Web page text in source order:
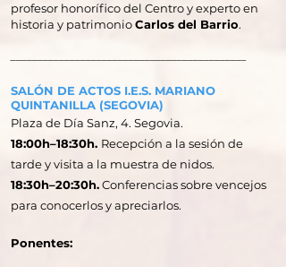
profesor honorífico del Centro y experto en
historia y patrimonioCarlos del Barrio.
SALÓN DE ACTOS I.E.S. MARIANO
QUINTANILLA (SEGOVIA)
Plaza de Día Sanz, 4. Segovia.
18:00h–18:30h. Recepción a la sesión de
tarde y visita a la muestra de nidos.
18:30h–20:30h.Conferencias sobre vencejos
para conocerlos y apreciarlos.
Ponentes: